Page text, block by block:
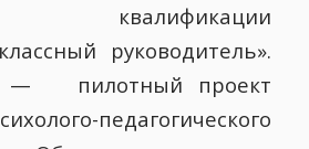
квалификации
руководитель».
— пилотный проект
педагогического